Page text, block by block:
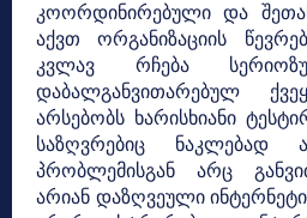
კოორდინირებული და
აქვთ ორგანიზაციის
კვლავ რჩება
დაბალგანვითარებულ
არსებობს ხარისხიანი
საზღვრებიც
პრობლემისგან არც
არიან დაზღვეული